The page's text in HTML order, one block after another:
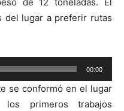
de 12 toneladas. El
del lugar a preferir rutas
00:00
se conformó en el lugar
primeros trabajos